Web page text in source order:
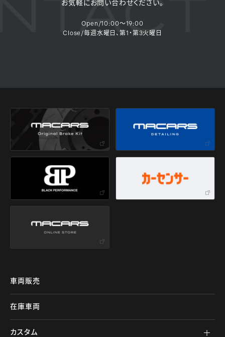
お気軽にお問い合わせください。
Open/10:00～19:00
Close/毎週水曜日、第1・第3火曜日
車両販売
在庫車両
カスタム